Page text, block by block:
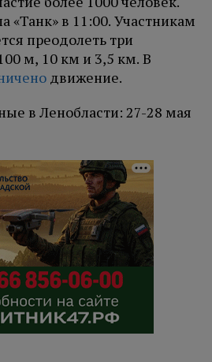
«Танк» в 11:00. Участникам
преодолеть три
м, 10 км и 3,5 км. В
движение.